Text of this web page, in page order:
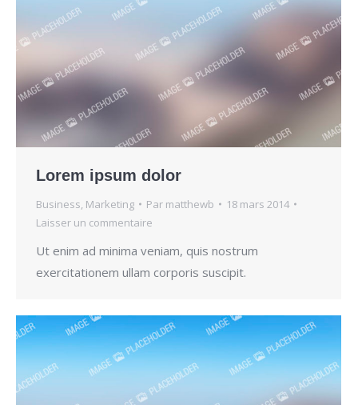
Lorem ipsum dolor
Business, Marketing Par matthewb
18 mars 2014
Laisser un commentaire
Ut enim ad minima veniam, quis nostrum
exercitationem ullam corporis suscipit.